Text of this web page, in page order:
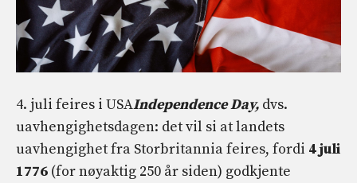
4. juli feires i USAIndependence Day, dvs.
uavhengighetsdagen: det vil si at landets
uavhengighet fra Storbritannia feires, fordi 4 juli
1776 (for nøyaktig 250 år siden) godkjente